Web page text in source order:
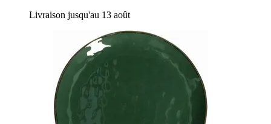
Livraison jusqu'au 13 août